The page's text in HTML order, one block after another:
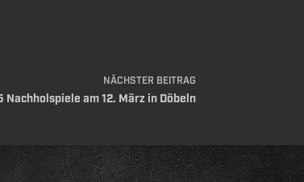
NÄCHSTER BEITRAG
Nachholspiele am 12. März in Döbeln